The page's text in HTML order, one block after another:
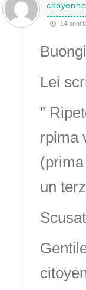
citoyenne
14 anni
Lei
”
rpima
un